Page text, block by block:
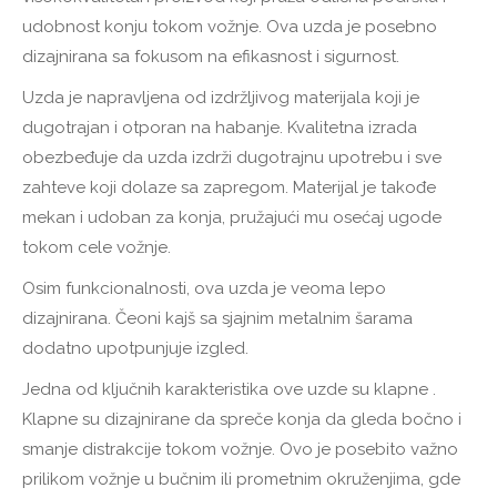
udobnost konju tokom vožnje. Ova uzda je posebno
dizajnirana sa fokusom na efikasnost i sigurnost.
Uzda je napravljena od izdržljivog materijala koji je
dugotrajan i otporan na habanje. Kvalitetna izrada
obezbeđuje da uzda izdrži dugotrajnu upotrebu i sve
zahteve koji dolaze sa zapregom. Materijal je takođe
mekan i udoban za konja, pružajući mu osećaj ugode
tokom cele vožnje.
Osim funkcionalnosti, ova uzda je veoma lepo
dizajnirana. Čeoni kajš sa sjajnim metalnim šarama
dodatno upotpunjuje izgled.
Jedna od ključnih karakteristika ove uzde su klapne .
Klapne su dizajnirane da spreče konja da gleda bočno i
smanje distrakcije tokom vožnje. Ovo je posebito važno
prilikom vožnje u bučnim ili prometnim okruženjima, gde